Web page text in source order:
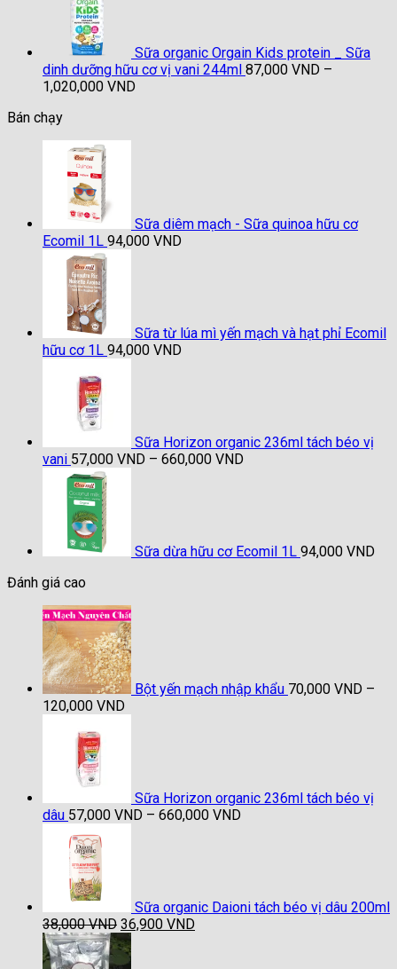
1,020,000 VND
Sữa organic Orgain Kids protein _ Sữa
dinh dưỡng hữu cơ vị vani 244ml 87,000 VND –
1,020,000 VNDKhoảng
Bán chạy
Sữa diêm mạch - Sữa quinoa hữu cơ
Ecomil 1L 94,000 VND
Sữa từ lúa mì yến mạch và hạt phỉ Ecomil
hữu cơ 1L 94,000 VND
Sữa Horizon organic 236ml tách béo vị
vani 57,000 VND – 660,000 VNDKhoảng
660,000 VND
Sữa dừa hữu cơ Ecomil 1L 94,000 VND
Đánh giá cao
Bột yến mạch nhập khẩu 70,000 VND –
120,000 VNDKhoảng
120,000 VND
Sữa Horizon organic 236ml tách béo vị
dâu 57,000 VND – 660,000 VNDKhoảng
660,000 VND
Sữa organic Daioni tách béo vị dâu 200ml
38,000VND Giá
gốc
là:
36,900 VNDGiá